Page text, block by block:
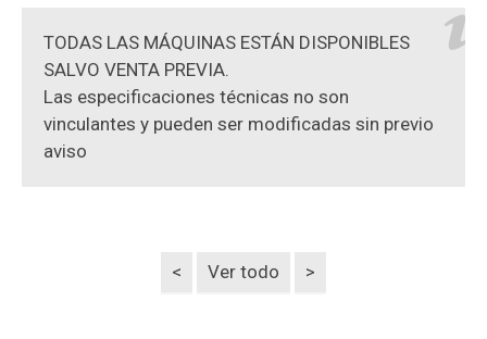
TODAS LAS MÁQUINAS ESTÁN DISPONIBLES
SALVO VENTA PREVIA.
Las especificaciones técnicas no son
vinculantes y pueden ser modificadas sin previo
aviso
< Ver todo >